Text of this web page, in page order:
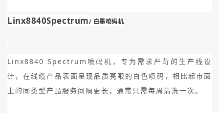
Linx8840Spectrum/ 白墨喷码机
Linx8840 Spectrum喷码机，专为需求严苛的生产线设
计，在线缆产品表面呈现品质亮眼的白色喷码，相比起市面
上的同类型产品服务间隔更长，通常只需每周清洗一次。